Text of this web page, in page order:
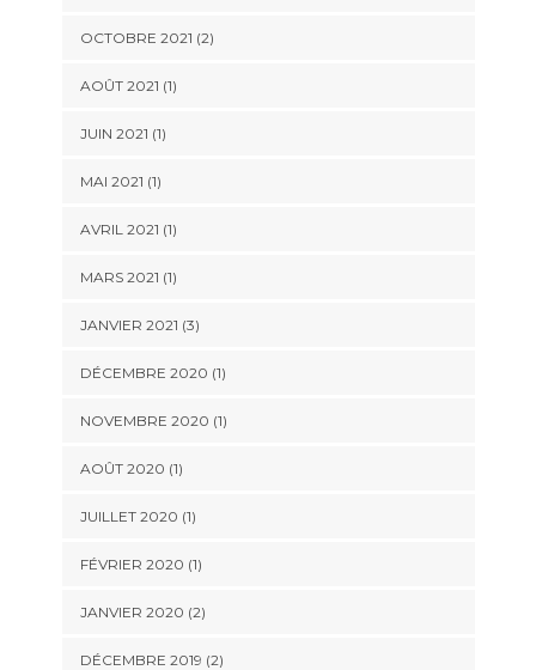
OCTOBRE 2021 (2)
AOÛT 2021 (1)
JUIN 2021 (1)
MAI 2021 (1)
AVRIL 2021 (1)
MARS 2021 (1)
JANVIER 2021 (3)
DÉCEMBRE 2020 (1)
NOVEMBRE 2020 (1)
AOÛT 2020 (1)
JUILLET 2020 (1)
FÉVRIER 2020 (1)
JANVIER 2020 (2)
DÉCEMBRE 2019 (2)